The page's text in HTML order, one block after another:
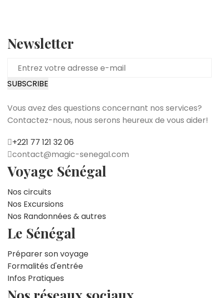
Newsletter
SUBSCRIBE
Vous avez des questions concernant nos services?
Contactez-nous, nous serons heureux de vous aider!
+221 77 121 32 06
moc.lagenes-cigam@tcatnoc
Voyage Sénégal
Nos circuits
Nos Excursions
Nos Randonnées & autres
Le Sénégal
Préparer son voyage
Formalités d'entrée
Infos Pratiques